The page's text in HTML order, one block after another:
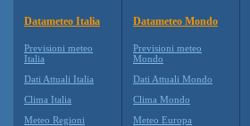
Datameteo Italia
Previsioni meteo
Italia
Dati Attuali Italia
Clima Italia
Meteo Regioni
Datameteo Mondo
Previsioni meteo
Mondo
Dati Attuali Mondo
Clima Mondo
Meteo Europa